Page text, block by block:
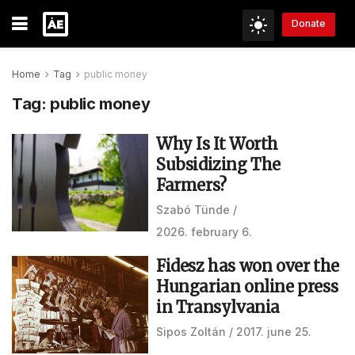
Donate
Home Tag public money
Tag: public money
Why Is It Worth
Subsidizing The
Farmers?
Szabó Tünde
2026. february 6.
Fidesz has won over the
Hungarian online press
in Transylvania
Sipos Zoltán 2017. june 25.